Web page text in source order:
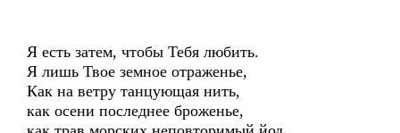
Я есть затем, чтобы Тебя любить.
Я лишь Твое земное отраженье,
Как на ветру танцующая нить,
как осени последнее броженье,